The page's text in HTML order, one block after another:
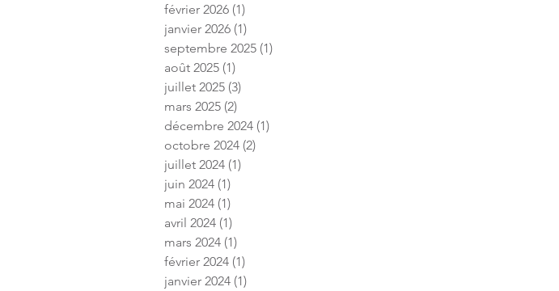
février 2026 (1)
janvier 2026 (1)
septembre 2025 (1)
août 2025 (1)
juillet 2025 (3)
mars 2025 (2)
décembre 2024 (1)
octobre 2024 (2)
juillet 2024 (1)
juin 2024 (1)
mai 2024 (1)
avril 2024 (1)
mars 2024 (1)
février 2024 (1)
janvier 2024 (1)